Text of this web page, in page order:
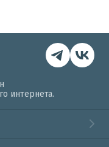
интернета.